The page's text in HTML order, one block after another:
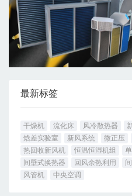
最新标签
干燥机 流化床 风冷散热器
焓差实验室
新风系统 微正压
热回收新风机
恒温恒湿机组
间壁式换热器
回风余热利用
风管机
中央空调